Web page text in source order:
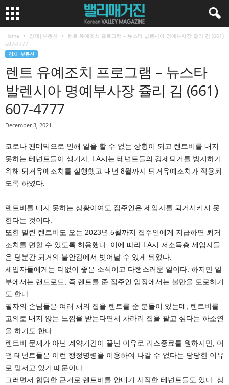
Home 경제|부동산
렌트 유예조치 프로그램 – 뉴스타 발렌시아 명예부사장 쥴리 김 (661)
607-4777
경제|부동산
렌트 유예조치 프로그램 – 뉴스타
발렌시아 명예부사장 쥴리 김 (661)
607-4777
December 3, 2021
코로나 팬데믹으로 인해 일을 할 수 없는 상황이 되고 렌트비를 내지
못하는 테넌트들이 생기자, LA시는 테넌트들의 강제퇴거를 방지하기
위해 퇴거유예조치를 실행했고 내년 8월까지 퇴거유예조치가 적용되
도록 하였다.
렌트비를 내지 못하는 상황이여도 집주인은 세입자를 퇴거시키지 못
한다는 것이다.
또한 밀린 렌트비도 오는 2023년 5월까지 집주인에게 지급하면 퇴거
조치를 면할 수 있도록 허용했다. 이에 따라 LA시 저소득층 세입자들
은 당분간 퇴거의 불안감에서 벗어날 수 있게 되었다.
세입자들에게는 더없이 좋은 소식이고 다행스러운 일이다. 하지만 일
부에서는 랜드로드, 즉 렌트를 준 집주인 입장에서는 불만을 토로하기
도 한다.
필자의 손님들은 여러 채의 집을 렌트를 준 분들이 있는데, 렌트비를
고의로 내지 않는 느낌을 받는다면서 차라리 집을 팔고 싶다는 하소연
을 하기도 한다.
렌트비 문제가 아닌 계약기간이 끝난 이유로 리스종료를 원하지만, 어
떤 테넌트들은 이런 행정명령을 이용하여 나갈 수 없다는 당당한 이유
로 맞서고 있기 때문이다.
그러면서 합당한 근거로 렌트비를 안내기 시작한 테넌트들도 있다. 상